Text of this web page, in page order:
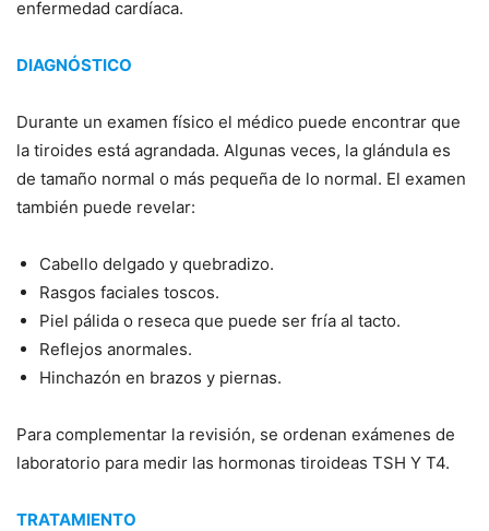
enfermedad cardíaca.
DIAGNÓSTICO
Durante un examen físico el médico puede encontrar que
la tiroides está agrandada. Algunas veces, la glándula es
de tamaño normal o más pequeña de lo normal. El examen
también puede revelar:
Cabello delgado y quebradizo.
Rasgos faciales toscos.
Piel pálida o reseca que puede ser fría al tacto.
Reflejos anormales.
Hinchazón en brazos y piernas.
Para complementar la revisión, se ordenan exámenes de
laboratorio para medir las hormonas tiroideas TSH Y T4.
TRATAMIENTO